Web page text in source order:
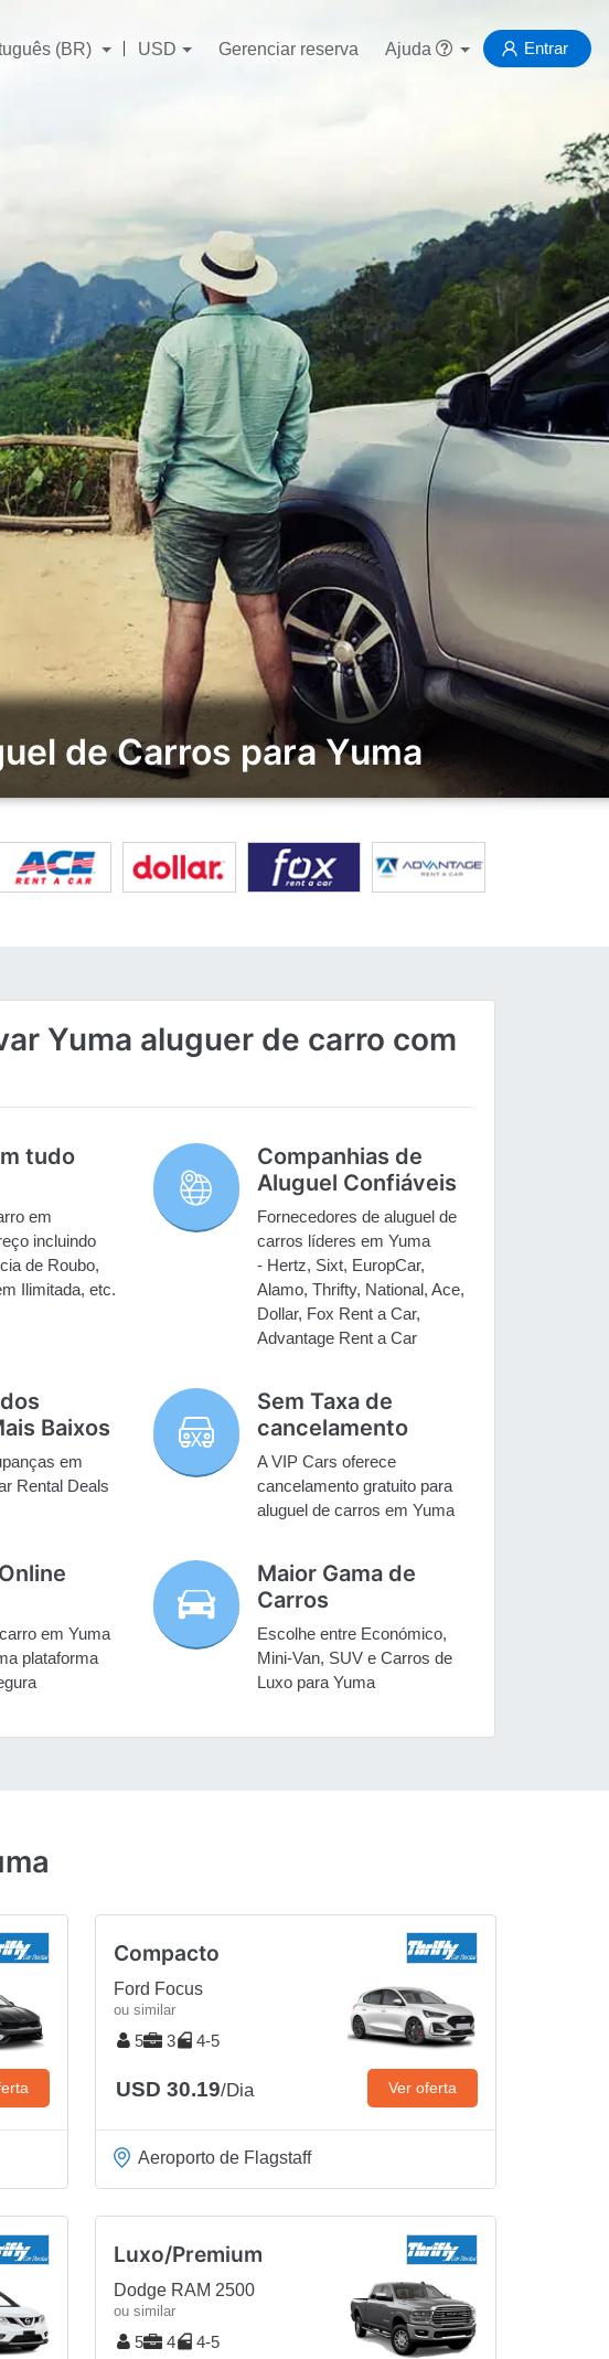
(BR) USD Gerenciar reserva Ajuda Entrar
de Carros para Yuma
Yuma aluguer de carro com
tudo
em
incluindo
de Roubo,
Ilimitada, etc.
Companhias de
Aluguel Confiáveis
Fornecedores de aluguel de
carros líderes em Yuma
- Hertz, Sixt, EuropCar,
Alamo, Thrifty, National, Ace,
Dollar, Fox Rent a Car,
Advantage Rent a Car
Baixos
em
Rental Deals
Sem Taxa de
cancelamento
A VIP Cars oferece
cancelamento gratuito para
aluguel de carros em Yuma
em Yuma
plataforma
Maior Gama de
Carros
Escolhe entre Económico,
Mini-Van, SUV e Carros de
Luxo para Yuma
Compacto
Ford Focus
ou similar
5 3 4-5
USD 30.19/Dia Ver oferta
Aeroporto de Flagstaff
Luxo/Premium
Dodge RAM 2500
ou similar
5 4 4-5